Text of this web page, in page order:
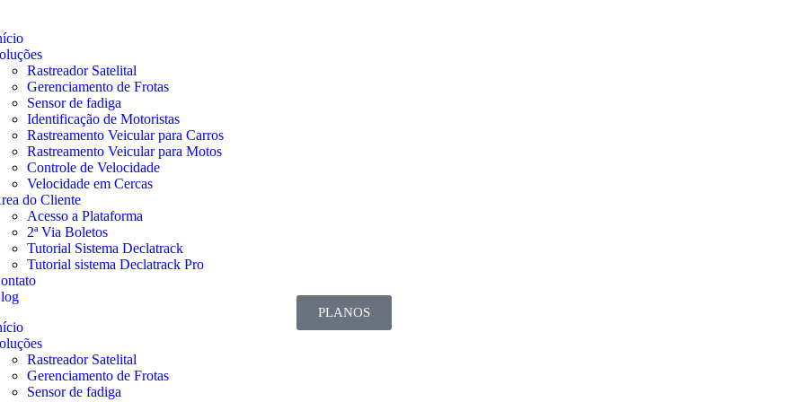
Rastreador Satelital
Gerenciamento de Frotas
Sensor de fadiga
Identificação de Motoristas
Rastreamento Veicular para Carros
Rastreamento Veicular para Motos
Controle de Velocidade
Velocidade em Cercas
do Cliente
Acesso a Plataforma
2ª Via Boletos
Tutorial Sistema Declatrack
Tutorial sistema Declatrack Pro
Rastreador Satelital
Gerenciamento de Frotas
Sensor de fadiga
PLANOS